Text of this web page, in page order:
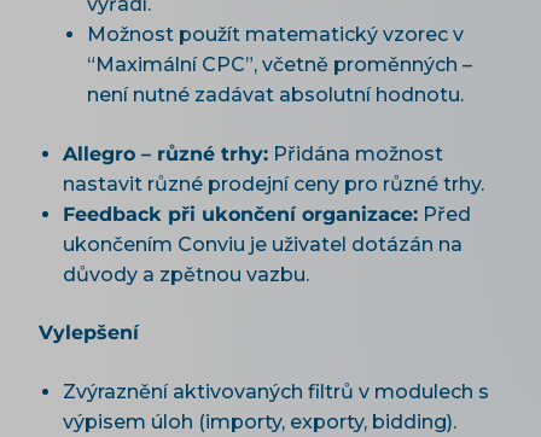
Možnost použít matematický vzorec v
“Maximální CPC”, včetně proměnných –
není nutné zadávat absolutní hodnotu.
Allegro – různé trhy: Přidána možnost
nastavit různé prodejní ceny pro různé trhy.
Feedback při ukončení organizace: Před
ukončením Conviu je uživatel dotázán na
důvody a zpětnou vazbu.
Vylepšení
Zvýraznění aktivovaných filtrů v modulech s
výpisem úloh (importy, exporty, bidding).